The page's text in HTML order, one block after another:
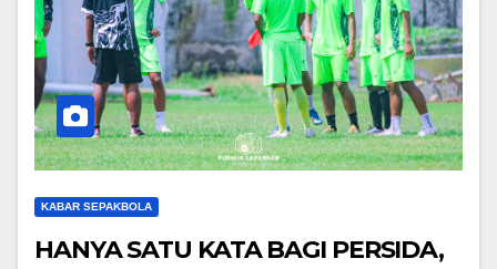
KABAR SEPAKBOLA
HANYA SATU KATA BAGI PERSIDA,